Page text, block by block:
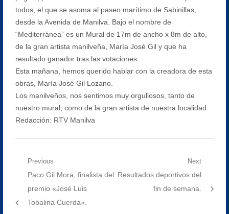
todos, el que se asoma al paseo marítimo de Sabinillas,
desde la Avenida de Manilva. Bajo el nombre de
“Mediterránea” es un Mural de 17m de ancho x 8m de alto,
de la gran artista manilveña, María José Gil y que ha
resultado ganador tras las votaciones.
Esta mañana, hemos querido hablar con la creadora de esta
obras, María José Gil Lozano.
Los manilveños, nos sentimos muy orgullosos, tanto de
nuestro mural, como de la gran artista de nuestra localidad.
Redacción: RTV Manilva
Navegación
entradas
Previous
Previous
post:
Paco Gil Mora, finalista del
premio «José Luis
Tobalina Cuerda».
Next
Next
Resultados deportivos del
fin de semana.